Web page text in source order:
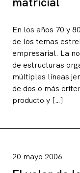
En los años 70 y
de los temas
empresarial. La
de estructuras
múltiples líneas
de dos o más
producto y […]
20 mayo 2006